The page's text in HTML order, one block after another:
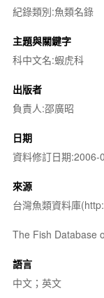
紀錄類別:魚類名錄
主題與關鍵字
科中文名:蝦虎科
出版者
負責人:邵廣昭
日期
資料修訂日期:2006-
來源
台灣魚類資料庫
The Fish Database
語言
中文；英文